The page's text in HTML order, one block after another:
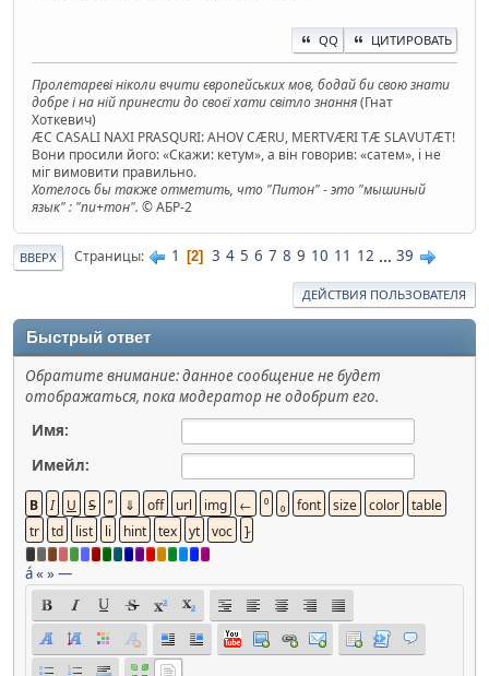
QQ ЦИТИРОВАТЬ
Пролетареві ніколи вчити європейських мов, бодай би свою знати
добре і на ній принести до своєї хати світло знання(Гнат
Хоткевич)
ÆC CASALI NAXI PRASQURI: AHOV CÆRU, MERTVÆRI TÆ SLAVUTÆT!
Вони просили його: «Скажи: кетум», а він говорив: «сатем», і не
міг вимовити правильно.
Хотелось бы также отметить, что "Питон" - это "мышиный
язык" : "пи+тон". © АБР-2
ВВЕРХ Страницы 1 2 3 4 5 6 7 8 9 10 11 12 ... 39
ДЕЙСТВИЯ ПОЛЬЗОВАТЕЛЯ
Быстрый ответ
Обратите внимание: данное сообщение не будет
отображаться, пока модератор не одобрит его.
Имя:
Имейл:
á« »—